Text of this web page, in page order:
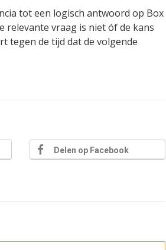
tot een logisch antwoord op Box
relevante vraag is niet óf de kans
tegen de tijd dat de volgende
Delen op Facebook